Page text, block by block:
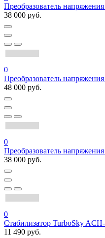
Преобразователь
38 000 руб.
0
Преобразователь
48 000 руб.
0
Преобразователь
38 000 руб.
0
Стабилизатор TurboSky
11 490 руб.